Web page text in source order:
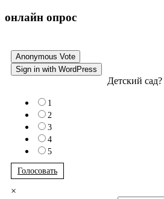
онлайн опрос
Anonymous Vote
Sign in with WordPress
Детский сад?
1
2
3
4
5
Голосовать
×